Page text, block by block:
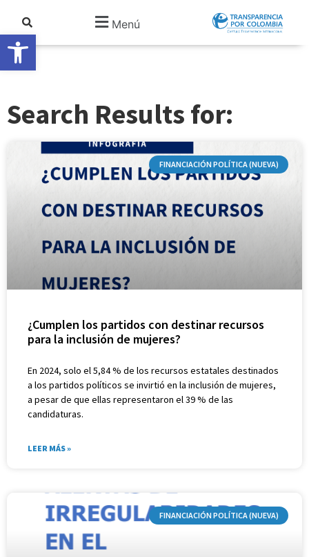
Abrir barra de herramientas
Menú
Search Results for:
FINANCIACIÓN POLÍTICA (NUEVA)
¿Cumplen los partidos con destinar recursos
para la inclusión de mujeres?
En 2024, solo el 5,84 % de los recursos estatales destinados
a los partidos políticos se invirtió en la inclusión de mujeres,
a pesar de que ellas representaron el 39 % de las
candidaturas.
LEER MÁS »
FINANCIACIÓN POLÍTICA (NUEVA)